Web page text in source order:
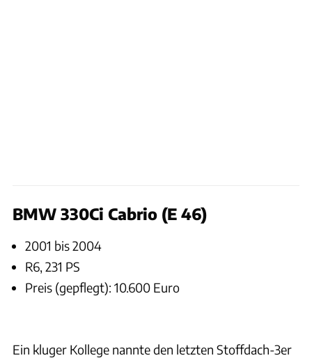
BMW 330Ci Cabrio (E 46)
2001 bis 2004
R6, 231 PS
Preis (gepflegt): 10.600 Euro
Ein kluger Kollege nannte den letzten Stoffdach-3er